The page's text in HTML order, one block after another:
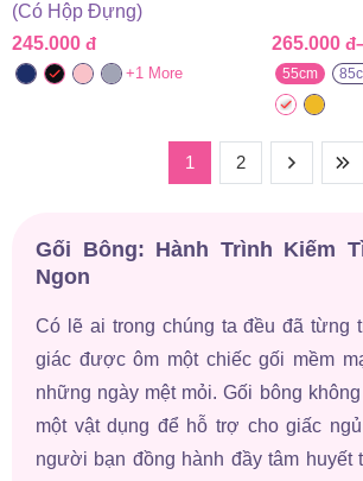
(Có Hộp Đựng)
245.000 đ
+1 More
265.000 đ
Khoảng
giá:
từ
265.000 đ
đến
645.000 đ
55cm
1 2
Gối Bông: Hành Trình Kiếm
Ngon
Có lẽ ai trong chúng ta đều đã từng
giác được ôm một chiếc gối mềm
những ngày mệt mỏi. Gối bông
một vật dụng để hỗ trợ cho giấc
người bạn đồng hành đầy tâm huyết